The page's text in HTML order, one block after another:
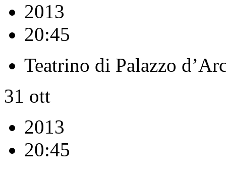
2013
20:45
Teatrino di Palazzo
31 ott
2013
20:45